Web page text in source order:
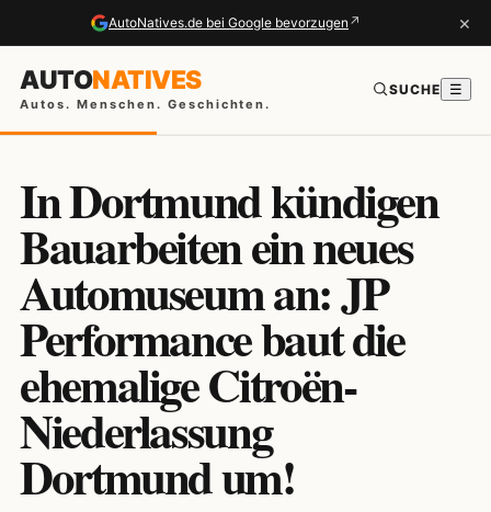
AutoNatives.de bei Google bevorzugen ↗ ×
AUTONATIVES
Autos. Menschen. Geschichten.
SUCHE ☰
In Dortmund kündigen
Bauarbeiten ein neues
Automuseum an: JP
Performance baut die
ehemalige Citroën-
Niederlassung
Dortmund um!